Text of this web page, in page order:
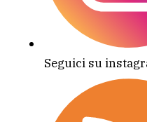
Seguici su